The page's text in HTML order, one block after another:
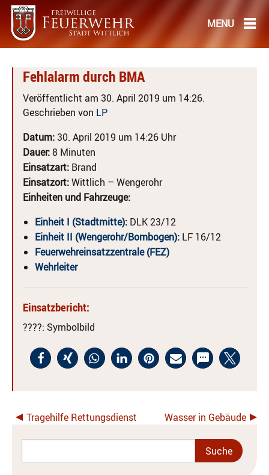
Fehlalarm durch BMA
Veröffentlicht am 30. April 2019 um 14:26.
Geschrieben von LP
Datum:30. April 2019 um 14:26 Uhr
Dauer:8 Minuten
Einsatzart: Brand
Einsatzort:Wittlich – Wengerohr
Einheiten und Fahrzeuge:
Einheit I (Stadtmitte): DLK 23/12
Einheit II (Wengerohr/Bombogen): LF 16/12
Feuerwehreinsatzzentrale (FEZ)
Wehrleiter
Einsatzbericht:
????: Symbolbild
Tragehilfe Rettungsdienst Wasser in Gebäude